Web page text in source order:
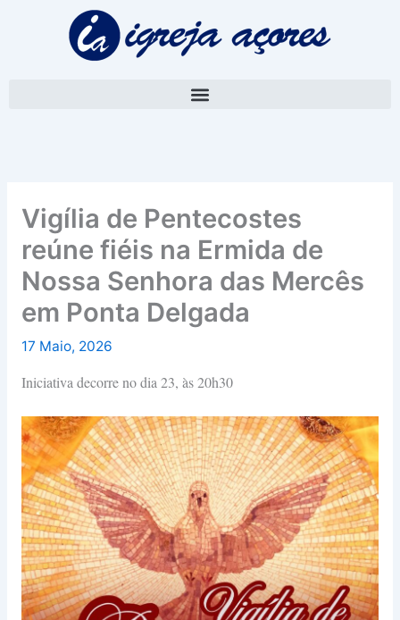
Vigília de Pentecostes
reúne fiéis na Ermida de
Nossa Senhora das Mercês
em Ponta Delgada
17 Maio, 2026
Iniciativa decorre no dia 23, às 20h30